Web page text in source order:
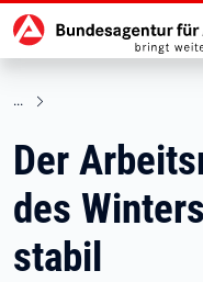
zu den Hauptinhalten
Der
des
stabil